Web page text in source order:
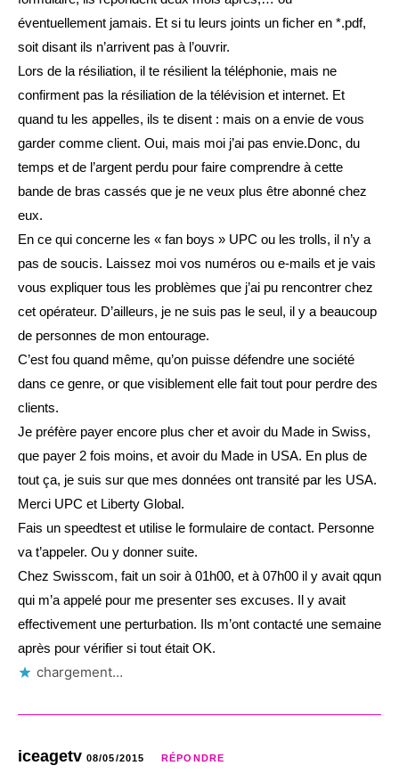
éventuellement jamais. Et si tu leurs joints un ficher en *.pdf,
soit disant ils n’arrivent pas à l’ouvrir.
Lors de la résiliation, il te résilient la téléphonie, mais ne
confirment pas la résiliation de la télévision et internet. Et
quand tu les appelles, ils te disent : mais on a envie de vous
garder comme client. Oui, mais moi j’ai pas envie.Donc, du
temps et de l’argent perdu pour faire comprendre à cette
bande de bras cassés que je ne veux plus être abonné chez
eux.
En ce qui concerne les « fan boys » UPC ou les trolls, il n’y a
pas de soucis. Laissez moi vos numéros ou e-mails et je vais
vous expliquer tous les problèmes que j’ai pu rencontrer chez
cet opérateur. D’ailleurs, je ne suis pas le seul, il y a beaucoup
de personnes de mon entourage.
C’est fou quand même, qu’on puisse défendre une société
dans ce genre, or que visiblement elle fait tout pour perdre des
clients.
Je préfère payer encore plus cher et avoir du Made in Swiss,
que payer 2 fois moins, et avoir du Made in USA. En plus de
tout ça, je suis sur que mes données ont transité par les USA.
Merci UPC et Liberty Global.
Fais un speedtest et utilise le formulaire de contact. Personne
va t’appeler. Ou y donner suite.
Chez Swisscom, fait un soir à 01h00, et à 07h00 il y avait qqun
qui m’a appelé pour me presenter ses excuses. Il y avait
effectivement une perturbation. Ils m’ont contacté une semaine
après pour vérifier si tout était OK.
chargement…
iceagetv 08/05/2015 RÉPONDRE